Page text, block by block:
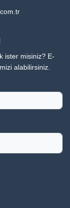
ister misiniz? E-
alabilirsiniz.